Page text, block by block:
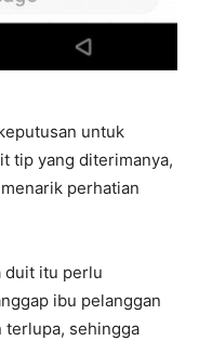
untuk
tip yang diterimanya,
perhatian
duit itu perlu
ibu pelanggan
terlupa, sehingga